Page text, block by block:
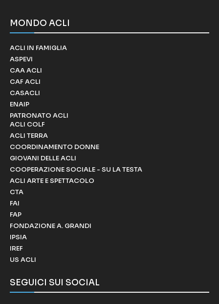
MONDO ACLI
ACLI IN FAMIGLIA
ASPEVI
CAA ACLI
CAF ACLI
CASACLI
ENAIP
PATRONATO ACLI
ACLI COLF
ACLI TERRA
COORDINAMENTO DONNE
GIOVANI DELLE ACLI
COOPERAZIONE SOCIALE - SU LA TESTA
ACLI ARTE E SPETTACOLO
CTA
FAI
FAP
FONDAZIONE A. GRANDI
IPSIA
IREF
US ACLI
SEGUICI SUI SOCIAL